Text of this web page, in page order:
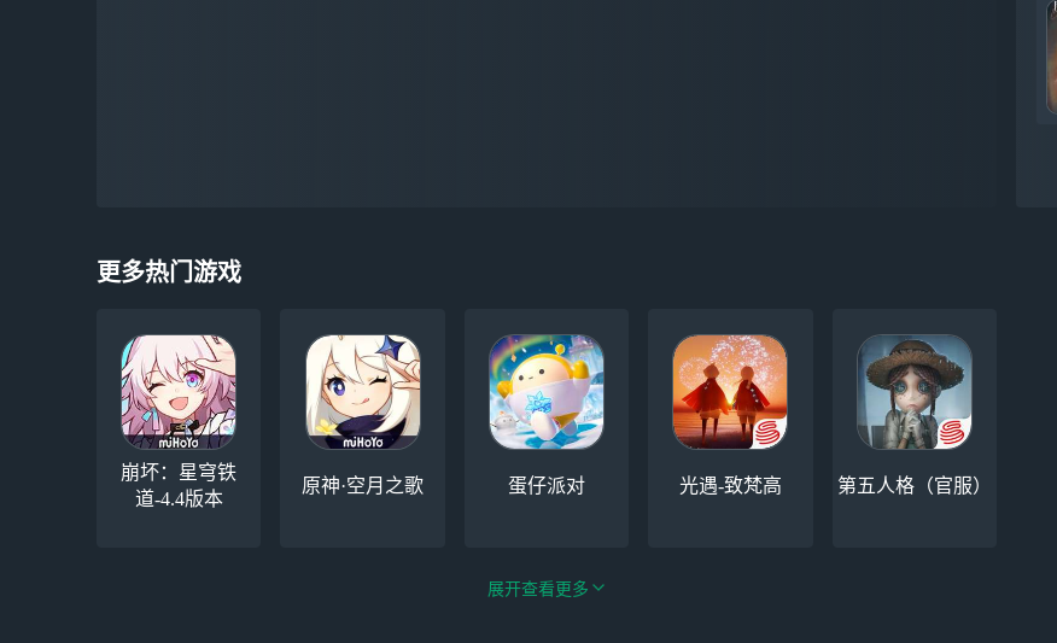
更多热门游戏
崩坏：星穹铁
道-4.4版本
原神·空月之歌 蛋仔派对 光遇-致梵高 第五人格（官服）
展开查看更多